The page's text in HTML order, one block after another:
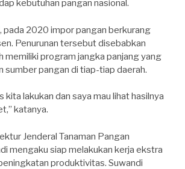
kebutuhan pangan nasional.
pada 2020 impor pangan berkurang
Penurunan tersebut disebabkan
memiliki program jangka panjang yang
sumber pangan di tiap-tiap daerah.
kita lakukan dan saya mau lihat hasilnya
katanya.
Jenderal Tanaman Pangan
mengaku siap melakukan kerja ekstra
produktivitas. Suwandi